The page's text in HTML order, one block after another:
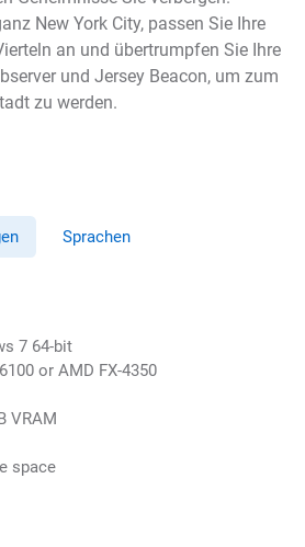
New York City, passen Sie Ihre
an und übertrumpfen Sie Ihre
und Jersey Beacon, um zum
zu werden.
Sprachen
7 64-bit
or AMD FX-4350
VRAM
space